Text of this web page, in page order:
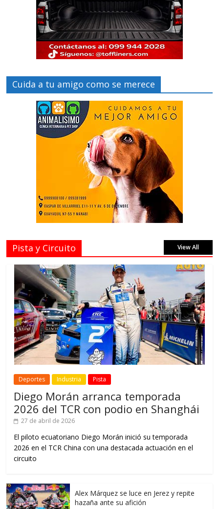
Cuida a tu amigo como se merece
Pista y Circuito View All
Deportes Industria Pista
Diego Morán arranca temporada
2026 del TCR con podio en Shanghái
27 de abril de 2026
El piloto ecuatoriano Diego Morán inició su temporada
2026 en el TCR China con una destacada actuación en el
circuito
Alex Márquez se luce en Jerez y repite
hazaña ante su afición